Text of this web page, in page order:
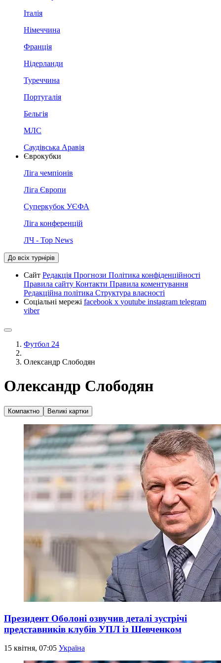
Італія
Німеччина
Франція
Нідерланди
Туреччина
Португалія
Бельгія
МЛС
Саудівська Аравія
Єврокубки
Ліга чемпіонів
Ліга Європи
Суперкубок УЄФА
Ліга конференцій
ЛЧ - Top News
До всіх турнірів
Сайт Редакція Прогнози Політика конфіденційності
Правила сайту Контакти Правила коментування
Редакційна політика Структура власності
Соціальні мережі facebook x youtube instagram telegram
viber
Футбол 24
Олександр Слободян
Олександр Слободян
Компактно Великі картки
Президент Оболоні озвучив деталі зустрічі
представників клубів УПЛ із Шевченком
15 квітня, 07:05 Україна